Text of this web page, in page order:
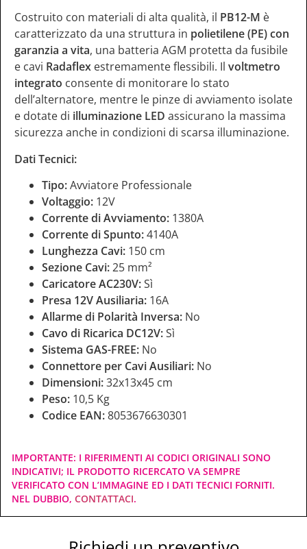
Costruito con materiali di alta qualità, il PB12-M è
caratterizzato da una struttura in polietilene (PE) con
garanzia a vita, una batteria AGM protetta da fusibile
e cavi Radaflex estremamente flessibili. Il voltmetro
integrato consente di monitorare lo stato
dell’alternatore, mentre le pinze di avviamento isolate
e dotate di illuminazione LED assicurano la massima
sicurezza anche in condizioni di scarsa illuminazione.
Dati Tecnici:
Tipo:Avviatore Professionale
Voltaggio: 12V
Corrente di Avviamento: 1380A
Corrente di Spunto:4140A
Lunghezza Cavi: 150 cm
Sezione Cavi:25 mm²
Caricatore AC230V:Sì
Presa 12V Ausiliaria: 16A
Allarme di Polarità Inversa: No
Cavo di Ricarica DC12V:Sì
Sistema GAS-FREE: No
Connettore per Cavi Ausiliari: No
Dimensioni:32x13x45 cm
Peso: 10,5 Kg
Codice EAN:8053676630301
IMPORTANTE: I RIFERIMENTI AI CODICI ORIGINALI SONO
INDICATIVI; IL PRODOTTO RICERCATO VA SEMPRE
VERIFICATO CON L’IMMAGINE ED I DATI TECNICI FORNITI.
NEL DUBBIO, CONTATTACI.